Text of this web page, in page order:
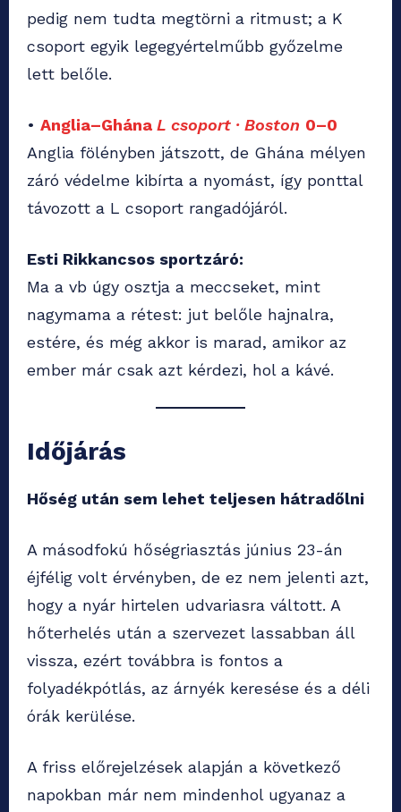
pedig nem tudta megtörni a ritmust; a K
csoport egyik legegyértelműbb győzelme
lett belőle.
• Anglia–Ghána L csoport · Boston 0–0
Anglia fölényben játszott, de Ghána mélyen
záró védelme kibírta a nyomást, így ponttal
távozott a L csoport rangadójáról.
Esti Rikkancsos sportzáró:
Ma a vb úgy osztja a meccseket, mint
nagymama a rétest: jut belőle hajnalra,
estére, és még akkor is marad, amikor az
ember már csak azt kérdezi, hol a kávé.
Időjárás
Hőség után sem lehet teljesen hátradőlni
A másodfokú hőségriasztás június 23-án
éjfélig volt érvényben, de ez nem jelenti azt,
hogy a nyár hirtelen udvariasra váltott. A
hőterhelés után a szervezet lassabban áll
vissza, ezért továbbra is fontos a
folyadékpótlás, az árnyék keresése és a déli
órák kerülése.
A friss előrejelzések alapján a következő
napokban már nem mindenhol ugyanaz a